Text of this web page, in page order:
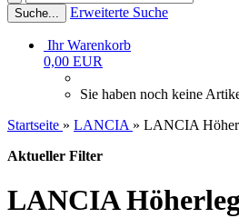
Suche... Erweiterte Suche
Ihr Warenkorb
0,00 EUR
Sie haben noch keine
Startseite » LANCIA » LANCIA
Aktueller Filter
LANCIA